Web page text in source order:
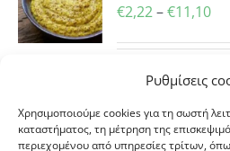
Ρυθμίσεις
Χρησιμοποιούμε cookies για τη σωστή
καταστήματος, τη μέτρηση της
περιεχομένου από υπηρεσίες τρίτων,
€2,22–€11,10
Μουστάρδα
22,20
Παραγωγή:
Κοινού